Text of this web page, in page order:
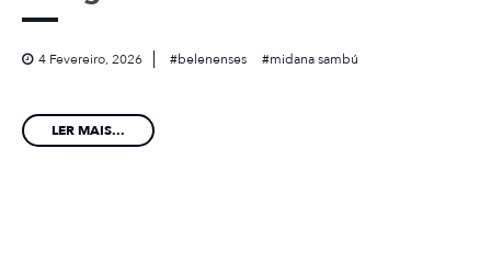
4 Fevereiro, 2026 belenenses midana sambú
LER MAIS...